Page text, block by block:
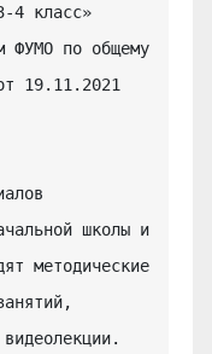
4 класс»
ФУМО по общему
19.11.2021
школы и
методические